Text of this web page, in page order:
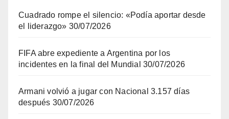
Cuadrado rompe el silencio: «Podía aportar desde
el liderazgo» 30/07/2026
FIFA abre expediente a Argentina por los
incidentes en la final del Mundial 30/07/2026
Armani volvió a jugar con Nacional 3.157 días
después 30/07/2026